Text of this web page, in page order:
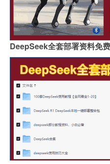
DeepSeek全套部署资料免